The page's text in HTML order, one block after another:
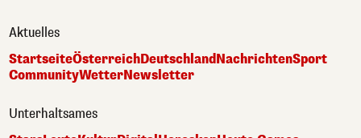
Aktuelles
StartseiteÖsterreichDeutschlandNachrichtenSport
CommunityWetterNewsletter
Unterhaltsames